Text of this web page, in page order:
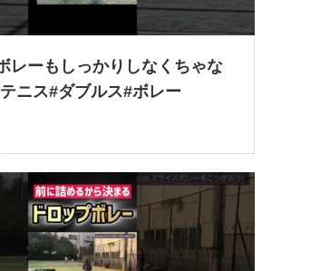
レーもしっかりしなくちゃな
ニス#ダブルス#ボレー